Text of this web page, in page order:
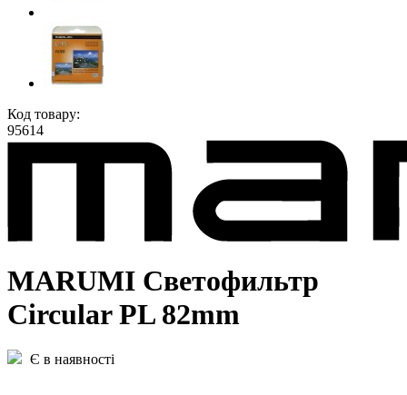
Код товару:
95614
MARUMI Светофильтр
Circular PL 82mm
Є в наявності